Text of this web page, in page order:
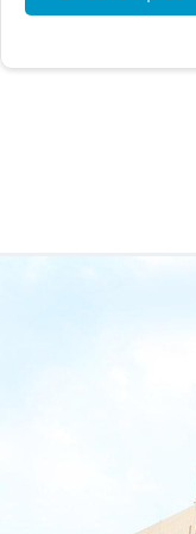
sandwich, murs
Matériel:Cadre